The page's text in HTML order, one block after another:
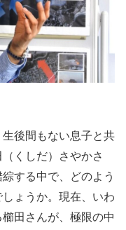
後間もない息子と共
くしだ）さやかさ
する中で、どのよう
ょうか。現在、いわ
田さんが、極限の中